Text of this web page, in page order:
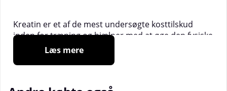
Kreatin er et af de mest undersøgte kosttilskud
inden for træning og hjælper med at øge den fysiske
ydeevne under gentagen anstrengelse forbundet
opnås med et dagligt indtag på mindst 3 gram
Læs mere